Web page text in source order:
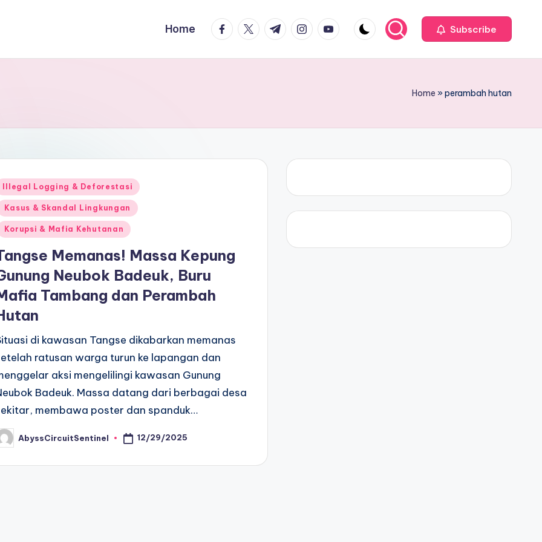
Home facebook.com
twitter.com
t.me instagram.com
youtube.com Subscribe
Home »perambah hutan
Illegal Logging & Deforestasi
Kasus & Skandal Lingkungan
Korupsi & Mafia Kehutanan
Memanas! Massa Kepung
Neubok Badeuk, Buru
Tambang dan Perambah
di kawasan Tangse dikabarkan memanas
ratusan warga turun ke lapangan dan
aksi mengelilingi kawasan Gunung
Badeuk. Massa datang dari berbagai desa
membawa poster dan spanduk…
AbyssCircuitSentinel 12/29/2025